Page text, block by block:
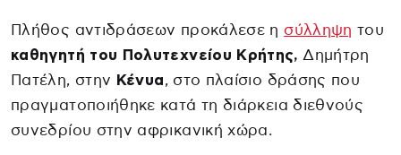
Πλήθος αντιδράσεων προκάλεσε η σύλληψη του
καθηγητή του Πολυτεχνείου Κρήτης, Δημήτρη
Πατέλη, στην Κένυα, στο πλαίσιο δράσης που
πραγματοποιήθηκε κατά τη διάρκεια διεθνούς
συνεδρίου στην αφρικανική χώρα.